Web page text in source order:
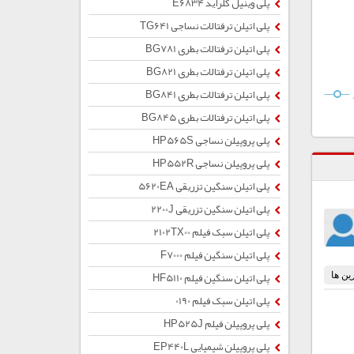
پلی اتیلن ترفتالات نساجی TG641
پلی اتیلن ترفتالات بطری BG781
پلی اتیلن ترفتالات بطری BG821
پلی اتیلن ترفتالات بطری BG841
پلی اتیلن ترفتالات بطری BG845
پلی پروپیلن نساجی HP565S
پلی پروپیلن نساجی HP552R
پلی اتیلن سنگین تزریقی 5620EA
پلی اتیلن سنگین تزریقی 2200J
پلی اتیلن سبک فیلم 2102TX00
پلی اتیلن سنگین فیلم F7000
پلی اتیلن سنگین فیلم HF5110
پلی اتیلن سبک فیلم 0190
پلی پروپیلن فیلم HP525J
پلی پروپیلن شیمیایی EP440L